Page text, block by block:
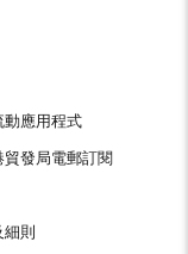
動應用程式
發局電郵訂閱
則